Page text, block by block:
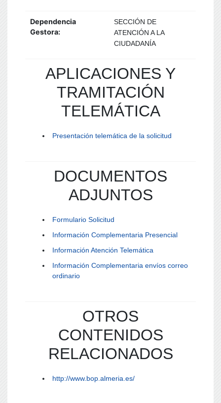
Dependencia
Gestora:
SECCIÓN DE
ATENCIÓN A LA
CIUDADANÍA
APLICACIONES Y
TRAMITACIÓN
TELEMÁTICA
Presentación telemática de la solicitud
DOCUMENTOS
ADJUNTOS
Formulario Solicitud
Información Complementaria Presencial
Información Atención Telemática
Información Complementaria envíos correo
ordinario
OTROS
CONTENIDOS
RELACIONADOS
http://www.bop.almeria.es/